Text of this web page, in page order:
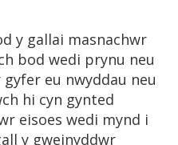
y gallai masnachwr
bod wedi prynu neu
eu nwyddau neu
hi cyn gynted
eisoes wedi mynd i
y gweinyddwr